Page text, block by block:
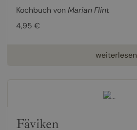
Kochbuch von Marian Flint
4,95 €
weiterlesen
Fäviken